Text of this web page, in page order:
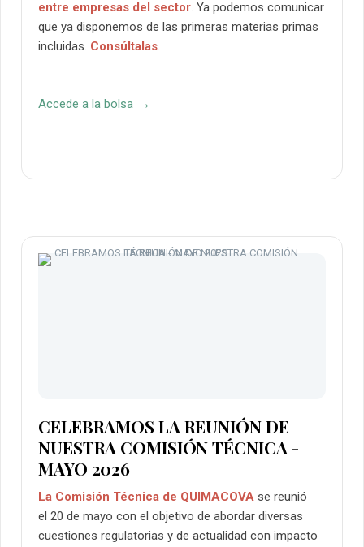
entre empresas del sector. Ya podemos comunicar
que ya disponemos de las primeras materias primas
incluidas. Consúltalas.
Accede a la bolsa →
CELEBRAMOS LA REUNIÓN DE
NUESTRA COMISIÓN TÉCNICA -
MAYO 2026
La Comisión Técnica de QUIMACOVA se reunió
el 20 de mayo con el objetivo de abordar diversas
cuestiones regulatorias y de actualidad con impacto